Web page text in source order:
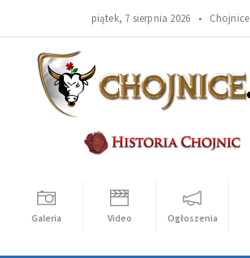
piątek, 7 sierpnia 2026 • Chojnice
Galeria Video Ogłoszenia